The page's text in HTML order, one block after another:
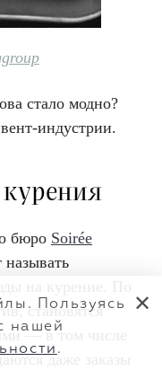
стало модно?
индустрии.
курения
бюро Soirée
становятся
— в том числе
даже заказы
Пользуясь
нашей
.
✕